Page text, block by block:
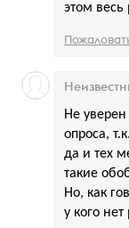
этом весь
Не
опроса,
да и тех
такие
Но, как
у кого